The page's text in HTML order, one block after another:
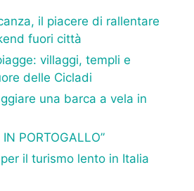
il piacere di rallentare
fuori città
villaggi, templi e
delle Cicladi
una barca a vela in
PORTOGALLO”
il turismo lento in Italia